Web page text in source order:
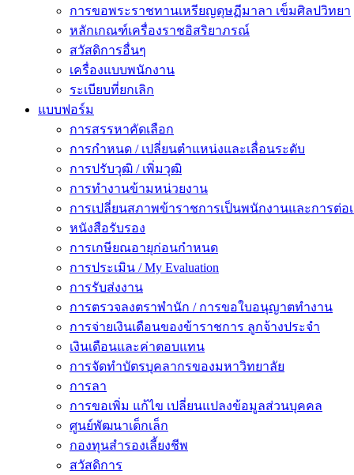
การขอพระราชทานเหรียญดุษฏีมาลา เข็มศิลปวิทยา
หลักเกณฑ์เครื่องราชอิสริยาภรณ์
สวัสดิการอื่นๆ
เครื่องแบบพนักงาน
ระเบียบที่ยกเลิก
แบบฟอร์ม
การสรรหาคัดเลือก
การกำหนด / เปลี่ยนตำแหน่งและเลื่อนระดับ
การปรับวุฒิ / เพิ่มวุฒิ
การทำงานข้ามหน่วยงาน
การเปลี่ยนสภาพข้าราชการเป็นพนักงานและการต่อ
หนังสือรับรอง
การเกษียณอายุก่อนกำหนด
การประเมิน / My Evaluation
การรับส่งงาน
การตรวจลงตราพำนัก / การขอใบอนุญาตทำงาน
การจ่ายเงินเดือนของข้าราชการ ลูกจ้างประจำ
เงินเดือนและค่าตอบแทน
การจัดทำบัตรบุคลากรของมหาวิทยาลัย
การลา
การขอเพิ่ม แก้ไข เปลี่ยนแปลงข้อมูลส่วนบุคคล
ศูนย์พัฒนาเด็กเล็ก
กองทุนสำรองเลี้ยงชีพ
สวัสดิการ